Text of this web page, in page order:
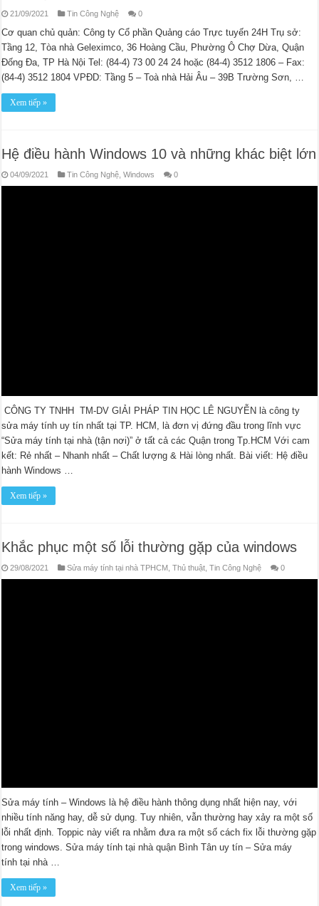
21/09/2021 Tin Công Nghệ 0
Cơ quan chủ quản: Công ty Cổ phần Quảng cáo Trực tuyến 24H Trụ sở:
Tầng 12, Tòa nhà Geleximco, 36 Hoàng Cầu, Phường Ô Chợ Dừa, Quận
Đống Đa, TP Hà Nội Tel: (84-4) 73 00 24 24 hoặc (84-4) 3512 1806 – Fax:
(84-4) 3512 1804 VPĐD: Tầng 5 – Toà nhà Hải Âu – 39B Trường Sơn, …
Xem tiếp »
Hệ điều hành Windows 10 và những khác biệt lớn
04/09/2021 Tin Công Nghệ ,Windows 0
CÔNG TY TNHH TM-DV GIẢI PHÁP TIN HỌC LÊ NGUYỄN là công ty
sửa máy tính uy tín nhất tại TP. HCM, là đơn vị đứng đầu trong lĩnh vực
“Sửa máy tính tại nhà (tận nơi)” ở tất cả các Quận trong Tp.HCM Với cam
kết: Rẻ nhất – Nhanh nhất – Chất lượng & Hài lòng nhất. Bài viết: Hệ điều
hành Windows …
Xem tiếp »
Khắc phục một số lỗi thường gặp của windows
29/08/2021 Sửa máy tính tại nhà TPHCM ,Thủ thuật ,Tin Công Nghệ 0
Sửa máy tính – Windows là hệ điều hành thông dụng nhất hiện nay, với
nhiều tính năng hay, dễ sử dụng. Tuy nhiên, vẫn thường hay xảy ra một số
lỗi nhất định. Toppic này viết ra nhằm đưa ra một số cách fix lỗi thường gặp
trong windows. Sửa máy tính tại nhà quận Bình Tân uy tín – Sửa máy
tính tại nhà …
Xem tiếp »